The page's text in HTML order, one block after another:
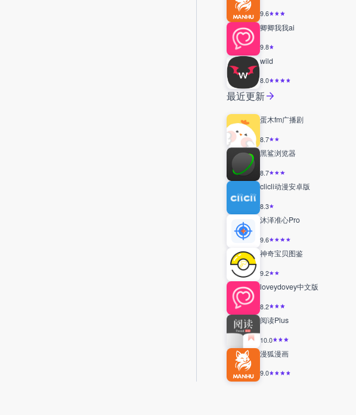
9.6
卿卿我我ai
9.8
wild
8.0
最近更新
蛋木fm广播剧
8.7
黑鲨浏览器
8.7
clicli动漫安卓版
8.3
沐泽准心Pro
9.6
神奇宝贝图鉴
9.2
loveydovey中文版
8.2
阅读Plus
10.0
漫狐漫画
9.0